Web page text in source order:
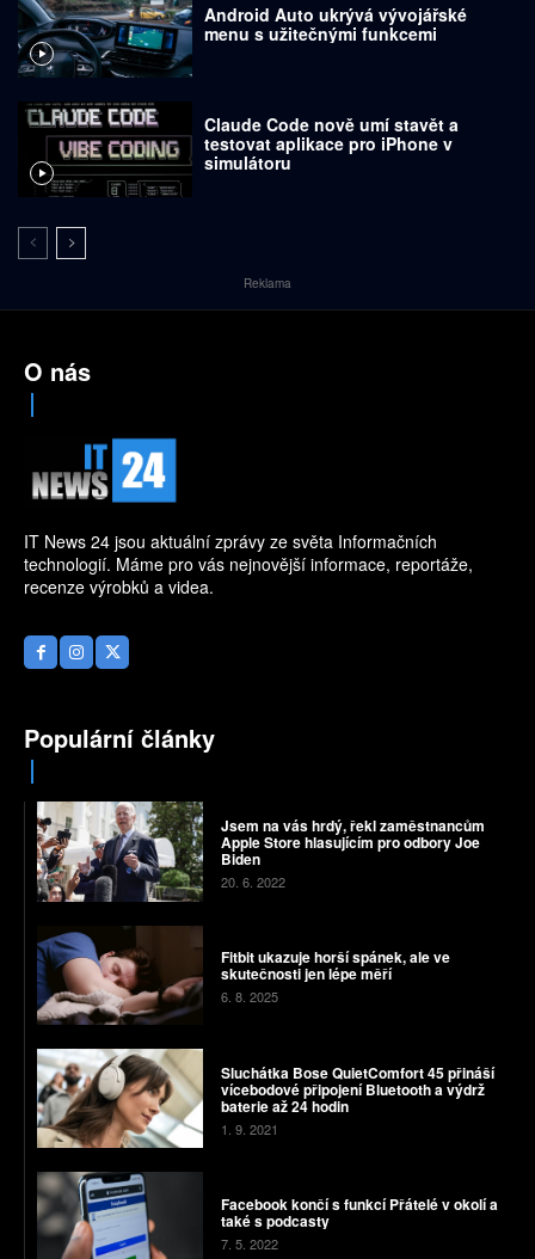
Android Auto ukrývá vývojářské
menu s užitečnými funkcemi
Claude Code nově umí stavět a
testovat aplikace pro iPhone v
simulátoru
Reklama
O nás
IT News 24 jsou aktuální zprávy ze světa Informačních
technologií. Máme pro vás nejnovější informace, reportáže,
recenze výrobků a videa.
Populární články
Jsem na vás hrdý, řekl zaměstnancům
Apple Store hlasujícím pro odbory Joe
Biden
20. 6. 2022
Fitbit ukazuje horší spánek, ale ve
skutečnosti jen lépe měří
6. 8. 2025
Sluchátka Bose QuietComfort 45 přináší
vícebodové připojení Bluetooth a výdrž
baterie až 24 hodin
1. 9. 2021
Facebook končí s funkcí Přátelé v okolí a
také s podcasty
7. 5. 2022